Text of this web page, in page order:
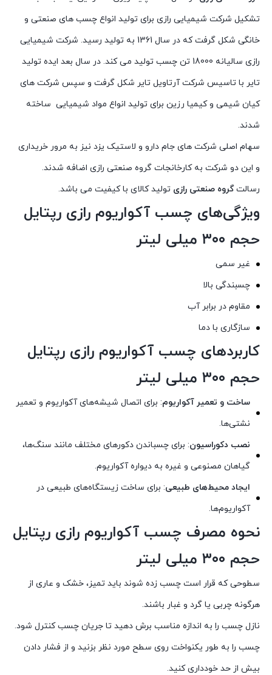
تشکیل شرکت شیمیایی رازی برای تولید انواع چسب های صنعتی و
خانگی شکل گرفت که در سال 1361 به تولید رسید. شرکت شیمیایی
رازی سالیانه 18000 تن چسب تولید می کند. در سال بعد ایده تولید
تایر با تاسیس شرکت آرتاویل تایر شکل گرفت و سپس شرکت های
کیان شیمی و کیمیا رزین برای تولید انواع مواد شیمیایی ساخته
شدند.
سهام اصلی شرکت های جام دارو و لاستیک یزد نیز به مرور خریداری
و این دو شرکت به کارخانجات گروه صنعتی رازی اضافه شدند.
رسالتگروه صنعتی رازی تولید کالای با کیفیت می باشد.
ویژگی‌های چسب آکواریوم رازی رپتایل
حجم ۳۰۰ میلی لیتر
غیر سمی
چسبندگی بالا
مقاوم در برابر آب
سازگاری با دما
کاربردهای چسب آکواریوم رازی رپتایل
حجم ۳۰۰ میلی لیتر
ساخت و تعمیر آکواریوم: برای اتصال شیشه‌های آکواریوم و تعمیر
نشتی‌ها.
نصب دکوراسیون: برای چسباندن دکورهای مختلف مانند سنگ‌ها،
گیاهان مصنوعی و غیره به دیواره آکواریوم.
ایجاد محیط‌های طبیعی: برای ساخت زیستگاه‌های طبیعی در
آکواریوم‌ها.
نحوه مصرف چسب آکواریوم رازی رپتایل
حجم ۳۰۰ میلی لیتر
سطوحی که قرار است چسب زده شوند باید تمیز، خشک و عاری از
هرگونه چربی یا گرد و غبار باشند.
نازل چسب را به اندازه مناسب برش دهید تا جریان چسب کنترل شود.
چسب را به طور یکنواخت روی سطح مورد نظر بزنید و از فشار دادن
بیش از حد خودداری کنید.